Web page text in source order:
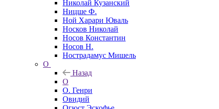
Николай Кузанский
Ницше Ф.
Ной Харари Юваль
Носков Николай
Носов Константин
Носов Н.
Нострадамус Мишель
О
Назад
О
О. Генри
Овидий